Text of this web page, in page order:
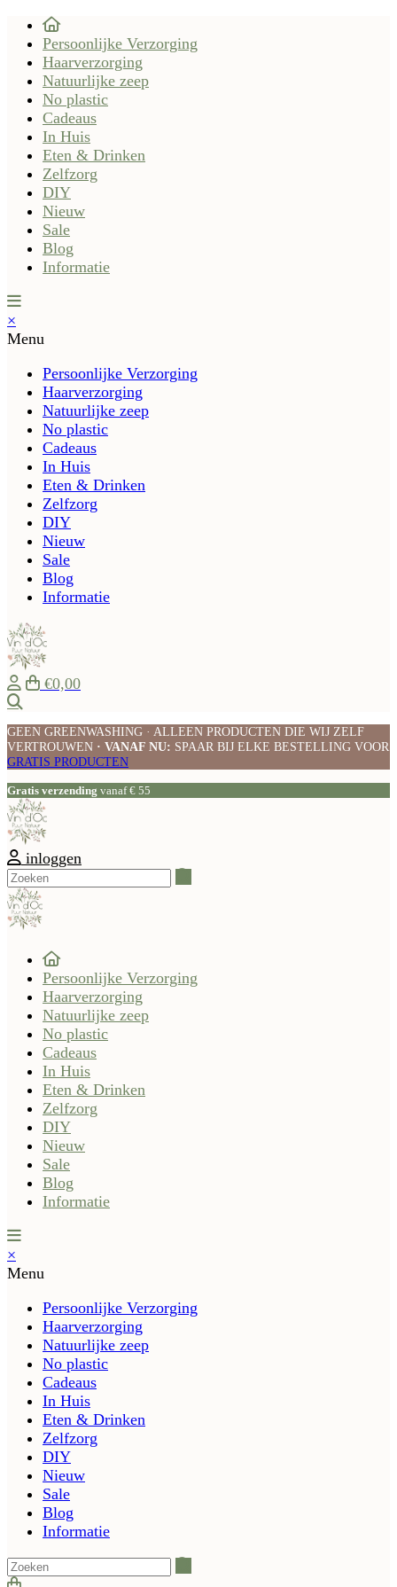
Persoonlijke Verzorging
Haarverzorging
Natuurlijke zeep
No plastic
Cadeaus
In Huis
Eten & Drinken
Zelfzorg
DIY
Nieuw
Sale
Blog
Informatie
×
Menu
Persoonlijke Verzorging
Haarverzorging
Natuurlijke zeep
No plastic
Cadeaus
In Huis
Eten & Drinken
Zelfzorg
DIY
Nieuw
Sale
Blog
Informatie
€0,00
GEEN GREENWASHING · ALLEEN PRODUCTEN DIE WIJ ZELF
VERTROUWEN · VANAF NU: SPAAR BIJ ELKE BESTELLING VOOR
GRATIS PRODUCTEN
Gratis verzending vanaf € 55
inloggen
Persoonlijke Verzorging
Haarverzorging
Natuurlijke zeep
No plastic
Cadeaus
In Huis
Eten & Drinken
Zelfzorg
DIY
Nieuw
Sale
Blog
Informatie
×
Menu
Persoonlijke Verzorging
Haarverzorging
Natuurlijke zeep
No plastic
Cadeaus
In Huis
Eten & Drinken
Zelfzorg
DIY
Nieuw
Sale
Blog
Informatie